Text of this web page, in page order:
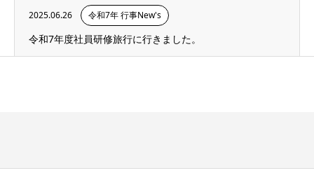
2025.06.26 令和7年 行事New's
令和7年度社員研修旅行に行きました。